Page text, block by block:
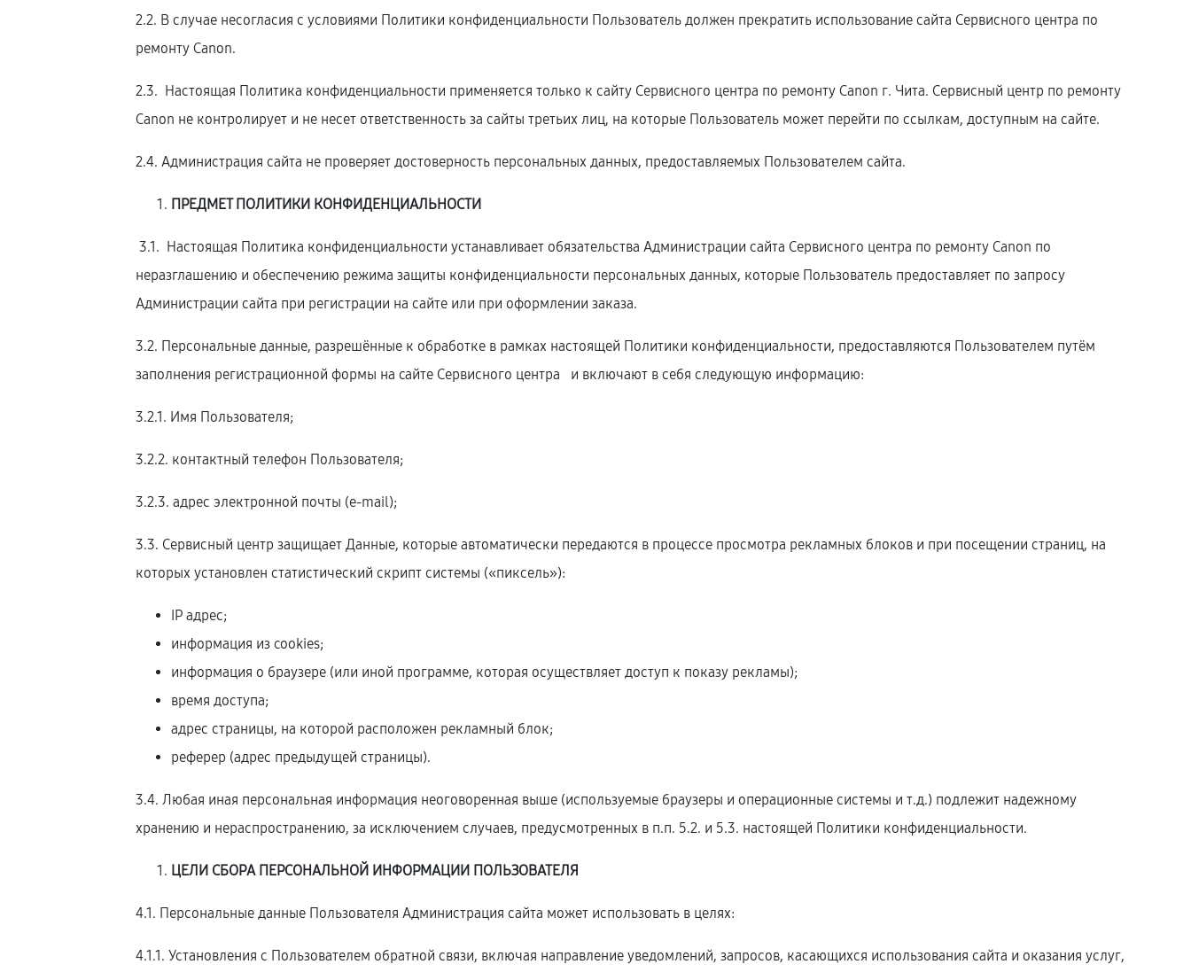
2.2. В случае несогласия с условиями Политики конфиденциальности Пользователь должен прекратить использование сайта Сервисного центра по
ремонту Canon.
2.3. Настоящая Политика конфиденциальности применяется только к сайту Сервисного центра по ремонту Canon г. Чита. Сервисный центр по ремонту
Canon не контролирует и не несет ответственность за сайты третьих лиц, на которые Пользователь может перейти по ссылкам, доступным на сайте.
2.4. Администрация сайта не проверяет достоверность персональных данных, предоставляемых Пользователем сайта.
ПРЕДМЕТ ПОЛИТИКИ КОНФИДЕНЦИАЛЬНОСТИ
3.1. Настоящая Политика конфиденциальности устанавливает обязательства Администрации сайта Сервисного центра по ремонту Canon по
неразглашению и обеспечению режима защиты конфиденциальности персональных данных, которые Пользователь предоставляет по запросу
Администрации сайта при регистрации на сайте или при оформлении заказа.
3.2. Персональные данные, разрешённые к обработке в рамках настоящей Политики конфиденциальности, предоставляются Пользователем путём
заполнения регистрационной формы на cайте Сервисного центра и включают в себя следующую информацию:
3.2.1. Имя Пользователя;
3.2.2. контактный телефон Пользователя;
3.2.3. адрес электронной почты (e-mail);
3.3. Сервисный центр защищает Данные, которые автоматически передаются в процессе просмотра рекламных блоков и при посещении страниц, на
которых установлен статистический скрипт системы («пиксель»):
IP адрес;
информация из cookies;
информация о браузере (или иной программе, которая осуществляет доступ к показу рекламы);
время доступа;
адрес страницы, на которой расположен рекламный блок;
реферер (адрес предыдущей страницы).
3.4. Любая иная персональная информация неоговоренная выше (используемые браузеры и операционные системы и т.д.) подлежит надежному
хранению и нераспространению, за исключением случаев, предусмотренных в п.п. 5.2. и 5.3. настоящей Политики конфиденциальности.
ЦЕЛИ СБОРА ПЕРСОНАЛЬНОЙ ИНФОРМАЦИИ ПОЛЬЗОВАТЕЛЯ
4.1. Персональные данные Пользователя Администрация сайта может использовать в целях:
4.1.1. Установления с Пользователем обратной связи, включая направление уведомлений, запросов, касающихся использования сайта и оказания услуг,